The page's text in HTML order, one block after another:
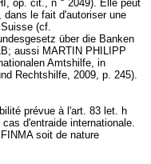
op. cit., n
2049). Elle peut
le fait d'autoriser une
(cf.
über die Banken
; aussi MARTIN PHILIPP
Amtshilfe, in
Rechtshilfe, 2009, p. 245).
prévue à l'art. 83 let. h
d'entraide internationale.
soit de nature